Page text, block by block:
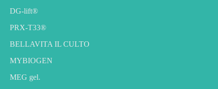
DG-lift®️
PRX-T33®
BELLAVITA IL CULTO
MYBIOGEN
MEG gel.